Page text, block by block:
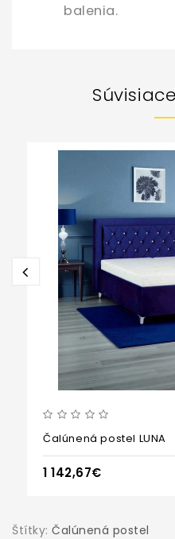
balenia.
Čalúnená postel LUNA
1 142,67€
Štítky: Čalúnená postel